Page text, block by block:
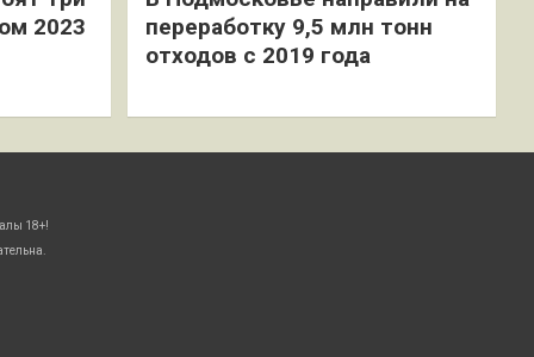
2023
переработку 9,5 млн тонн
отходов с 2019 года
18+!